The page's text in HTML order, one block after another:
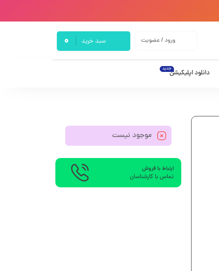
ورود / عضویت سبد خرید 0
دانلود اپلیکیشنجدید
موجود نیست
ارتباط با فروش
تماس با کارشناسان